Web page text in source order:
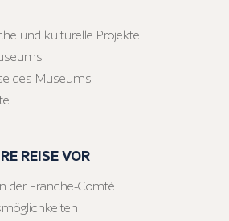
und kulturelle Projekte
des Museums
REISE VOR
der Franche-Comté